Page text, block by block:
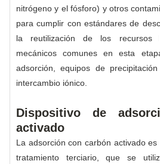
nitrógeno y el fósforo) y otros
para cumplir con estándares de
la reutilización de los recursos
mecánicos comunes en esta
adsorción, equipos de
intercambio iónico.
Dispositivo de
activado
La adsorción con carbón activado
tratamiento terciario, que se